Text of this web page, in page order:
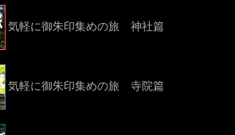
気軽に御朱印集めの旅 神社篇
気軽に御朱印集めの旅 寺院篇